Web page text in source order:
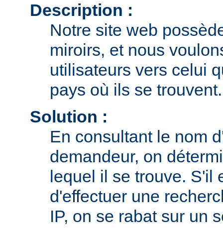
Description :
Notre site web
miroirs, et nous
utilisateurs vers celui
pays où ils se trouvent.
Solution :
En consultant le nom
demandeur, on
lequel il se trouve. S'il
d'effectuer une
IP, on se rabat sur un